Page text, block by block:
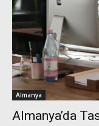
Almanya
Almanya’da